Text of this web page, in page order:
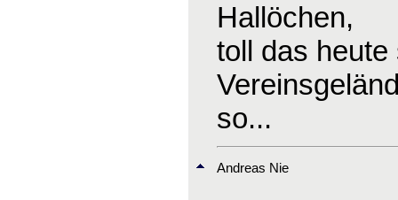
Hallöchen,
toll das
so...
Andreas Nie